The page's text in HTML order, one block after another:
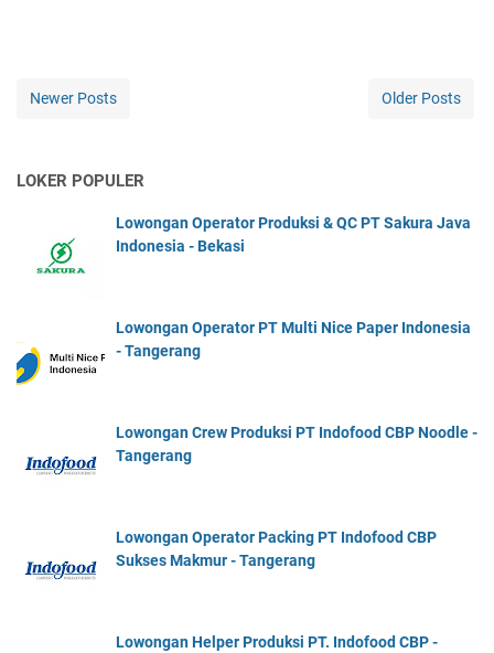
Newer Posts Older Posts
LOKER POPULER
Lowongan Operator Produksi & QC PT Sakura Java
Indonesia - Bekasi
Lowongan Operator PT Multi Nice Paper Indonesia
- Tangerang
Lowongan Crew Produksi PT Indofood CBP Noodle -
Tangerang
Lowongan Operator Packing PT Indofood CBP
Sukses Makmur - Tangerang
Lowongan Helper Produksi PT. Indofood CBP -